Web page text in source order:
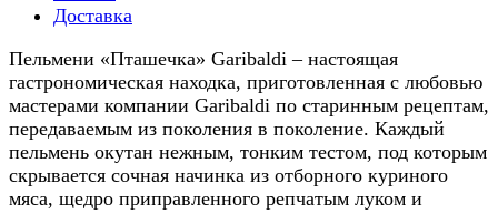
Доставка
Пельмени «Пташечка» Garibaldi – настоящая
гастрономическая находка, приготовленная с любовью
мастерами компании Garibaldi по старинным рецептам,
передаваемым из поколения в поколение. Каждый
пельмень окутан нежным, тонким тестом, под которым
скрывается сочная начинка из отборного куриного
мяса, щедро приправленного репчатым луком и